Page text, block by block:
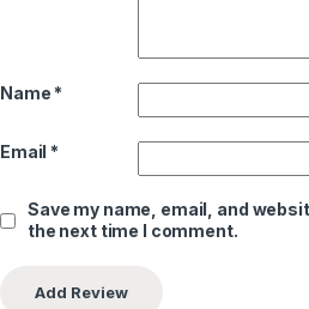
Name *
Email *
Save my name, email, and
the next time I comment.